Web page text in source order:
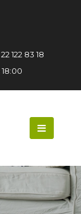
122 83 18